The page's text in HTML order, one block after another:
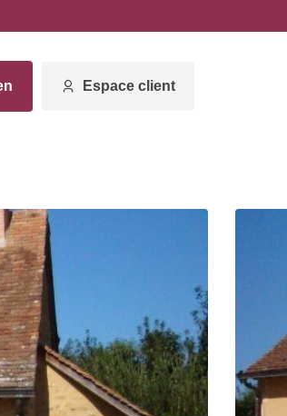
Espace client